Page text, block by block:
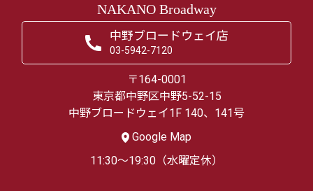
NAKANO Broadway
中野ブロードウェイ店
03-5942-7120
〒164-0001
東京都中野区中野5-52-15
中野ブロードウェイ1F 140、141号
Google Map
11:30～19:30（水曜定休）